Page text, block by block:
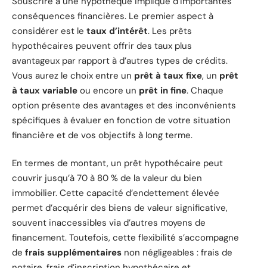
conséquences financières. Le premier aspect à
considérer est le taux d’intérêt. Les prêts
hypothécaires peuvent offrir des taux plus
avantageux par rapport à d’autres types de crédits.
Vous aurez le choix entre un prêt à taux fixe, un prêt
à taux variable ou encore un prêt in fine. Chaque
option présente des avantages et des inconvénients
spécifiques à évaluer en fonction de votre situation
financière et de vos objectifs à long terme.
En termes de montant, un prêt hypothécaire peut
couvrir jusqu’à 70 à 80 % de la valeur du bien
immobilier. Cette capacité d’endettement élevée
permet d’acquérir des biens de valeur significative,
souvent inaccessibles via d’autres moyens de
financement. Toutefois, cette flexibilité s’accompagne
de frais supplémentaires non négligeables : frais de